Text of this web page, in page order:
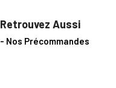
Retrouvez Aussi
- Nos Précommandes